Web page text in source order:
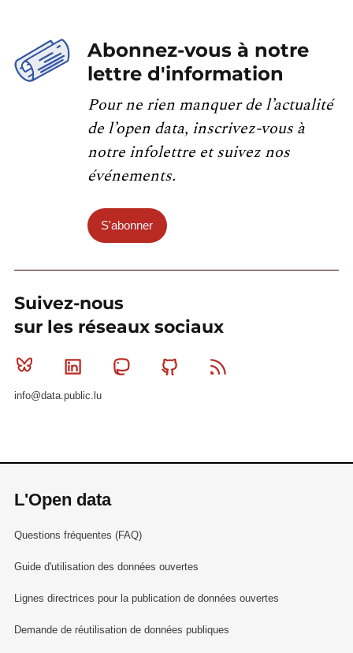
Abonnez-vous à notre
lettre d'information
Pour ne rien manquer de l’actualité
de l’open data, inscrivez-vous à
notre infolettre et suivez nos
événements.
S'abonner
Suivez-nous
sur les réseaux sociaux
Bluesky Linkedin MastodonGithub
info@data.public.lu
L'Open data
Questions fréquentes (FAQ)
Guide d'utilisation des données ouvertes
Lignes directrices pour la publication de données ouvertes
Demande de réutilisation de données publiques